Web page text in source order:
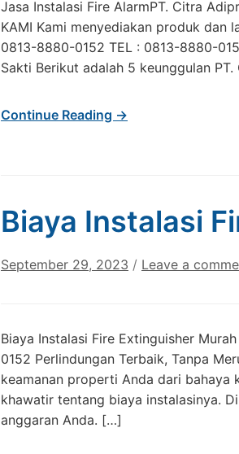
Jasa Instalasi Fire AlarmPT. Citra
KAMI Kami menyediakan produk dan
0813-8880-0152 TEL : 0813-8880-
Sakti Berikut adalah 5 keunggulan
Continue Reading →
Biaya Instalasi
September 29, 2023 / Leave a
Biaya Instalasi Fire Extinguisher
0152 Perlindungan Terbaik, Tanpa
keamanan properti Anda dari bahaya
khawatir tentang biaya instalasinya.
anggaran Anda. […]